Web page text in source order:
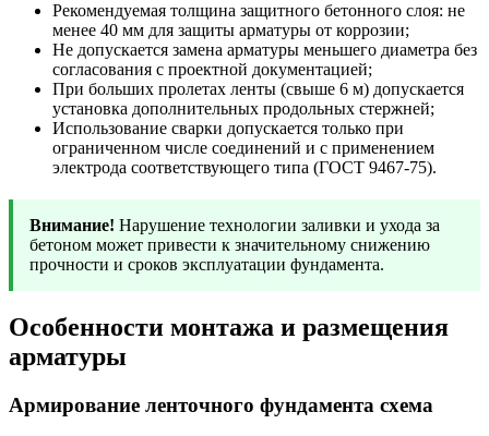
Рекомендуемая толщина защитного бетонного слоя: не
менее 40 мм для защиты арматуры от коррозии;
Не допускается замена арматуры меньшего диаметра без
согласования с проектной документацией;
При больших пролетах ленты (свыше 6 м) допускается
установка дополнительных продольных стержней;
Использование сварки допускается только при
ограниченном числе соединений и с применением
электрода соответствующего типа (ГОСТ 9467-75).
Внимание! Нарушение технологии заливки и ухода за
бетоном может привести к значительному снижению
прочности и сроков эксплуатации фундамента.
Особенности монтажа и размещения
арматуры
Армирование ленточного фундамента схема